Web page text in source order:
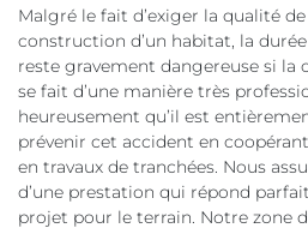
Malgré le fait d’exiger la qualité
construction d’un habitat, la
reste gravement dangereuse si la
se fait d’une manière très
heureusement qu’il est
prévenir cet accident en
en travaux de tranchées. Nous
d’une prestation qui répond
projet pour le terrain. Notre zone